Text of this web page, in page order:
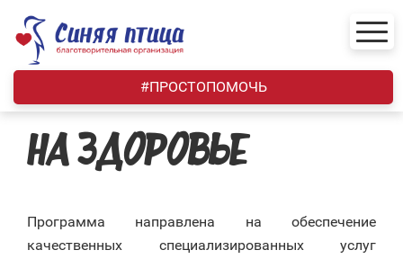
content
#ПРОСТОПОМОЧЬ
НА ЗДОРОВЬЕ
Программа направлена на обеспечение
качественных специализированных услуг